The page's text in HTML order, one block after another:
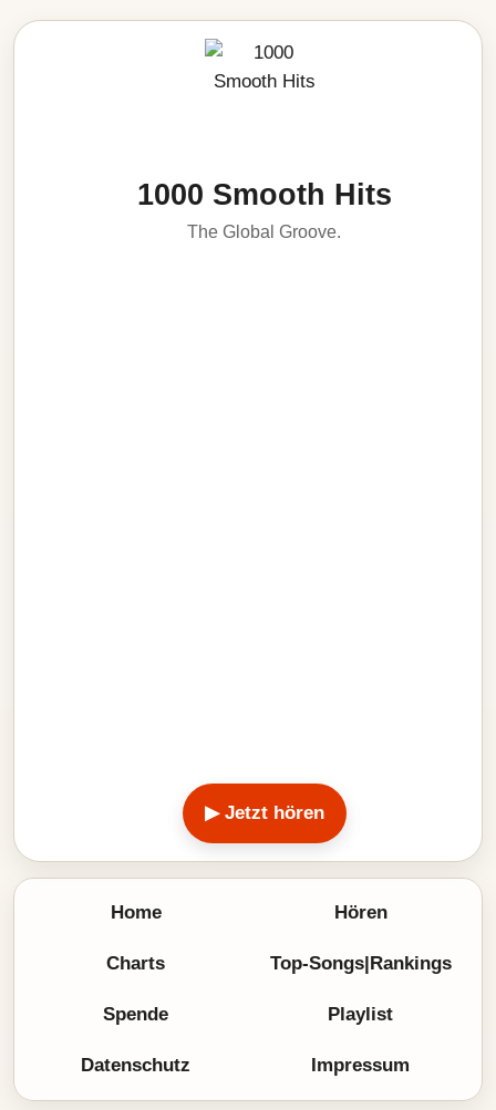
1000 Smooth Hits
The Global Groove.
▶ Jetzt hören
Home Hören
Charts Top-Songs|Rankings
Spende Playlist
Datenschutz Impressum